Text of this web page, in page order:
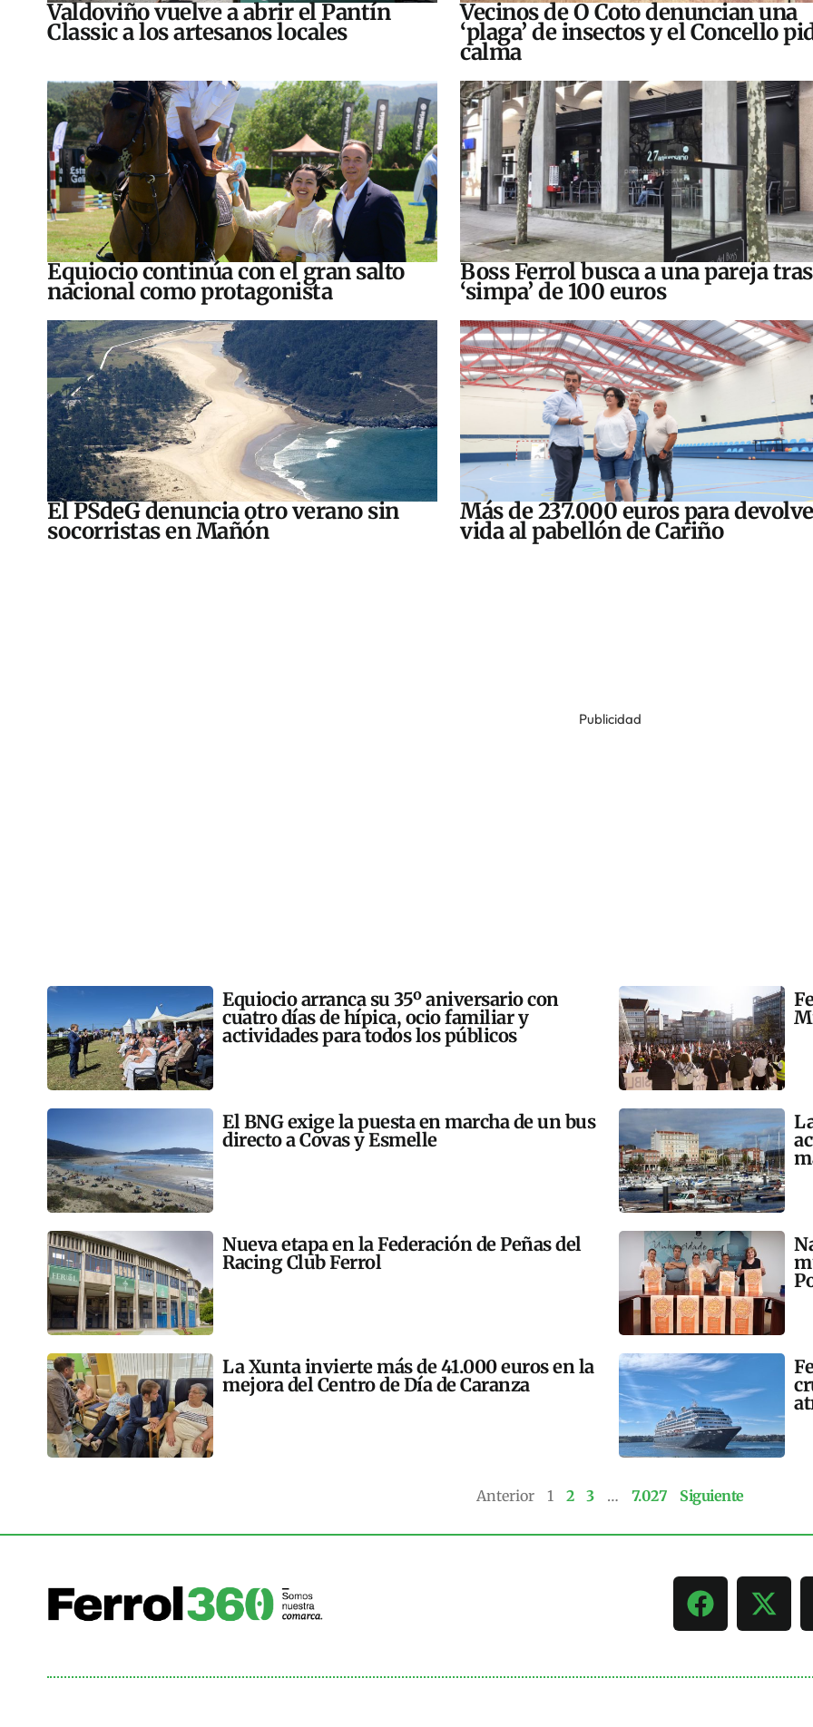
Valdoviño vuelve a abrir el Pantín
Classic a los artesanos locales
Vecinos de O Coto denuncian una
‘plaga’ de insectos y el Concello
calma
Equiocio continúa con el gran salto
nacional como protagonista
Boss Ferrol busca a una pareja
‘simpa’ de 100 euros
El PSdeG denuncia otro verano sin
socorristas en Mañón
Más de 237.000 euros para
vida al pabellón de Cariño
Publicidad
Equiocio arranca su 35º aniversario con
cuatro días de hípica, ocio familiar y
actividades para todos los públicos
El BNG exige la puesta en marcha de un bus
directo a Covas y Esmelle
Nueva etapa en la Federación de Peñas del
Racing Club Ferrol
La Xunta invierte más de 41.000 euros en la
mejora del Centro de Día de Caranza
Anterior 1 2 3 … 7.027 Siguiente